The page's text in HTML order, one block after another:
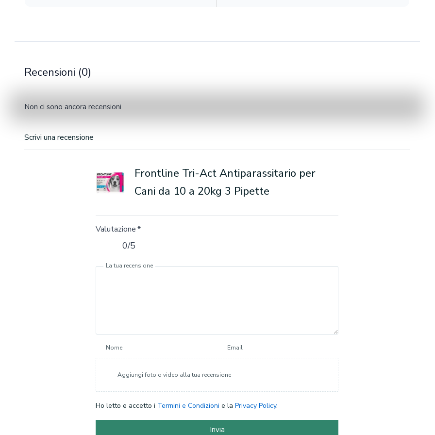
Recensioni (0)
Non ci sono ancora recensioni
Scrivi una recensione
Frontline Tri-Act Antiparassitario per
Cani da 10 a 20kg 3 Pipette
Valutazione *
0/5
La tua recensione
Nome Email
Aggiungi foto o video alla tua recensione
Ho letto e accetto i Termini e Condizioni e laPrivacy Policy.
Invia